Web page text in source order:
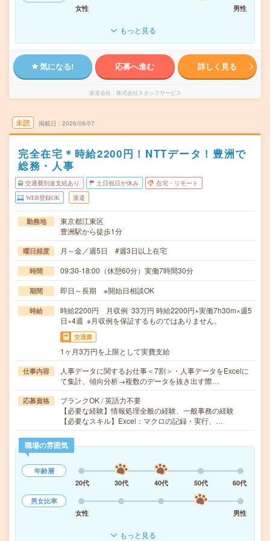
女性
男性
もっと見る
気になる! 応募へ進む 詳しく見る
派遣会社 株式会社スタッフサービス
未読 掲載日 2026/08/07
完全在宅＊時給2200円！NTTデータ！豊洲で
総務・人事
交通費別途支給あり 土日祝日が休み 在宅・リモート
WEB登録OK 派遣
勤務地
東京都江東区
豊洲駅から徒歩1分
曜日頻度 月～金／週5日 #週3日以上在宅
時間 09:30-18:00（休憩60分）実働7時間30分
期間 即日～長期 ※開始日相談OK
時給
時給2200円 月収例 33万円 時給2200円×実働7h30m×週5
日×4週 ※月収例を保証するものではありません。
交通費
1ヶ月3万円を上限として実費支給
仕事内容
人事データに関するお仕事＜7割＞・人事データをExcelに
て集計、傾向分析→複数のデータを抜き出す際…
応募資格
ブランクOK / 英語力不要
【必要な経験】情報処理全般の経験、一般事務の経験
【必要なスキル】Excel：マクロの記録・実行、…
職場の雰囲気
年齢層
20代
30代 40代 50代
60代
男女比率
女性
男性
もっと見る